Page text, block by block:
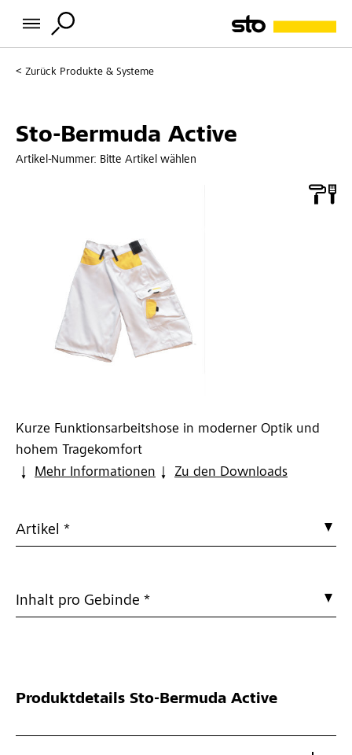
Zurück Produkte & Systeme
Sto-Bermuda Active
Artikel-Nummer: Bitte Artikel wählen
Kurze Funktionsarbeitshose in moderner Optik und
hohem Tragekomfort
Mehr Informationen
Zu den Downloads
Artikel *
Inhalt pro Gebinde *
Produktdetails Sto-Bermuda Active